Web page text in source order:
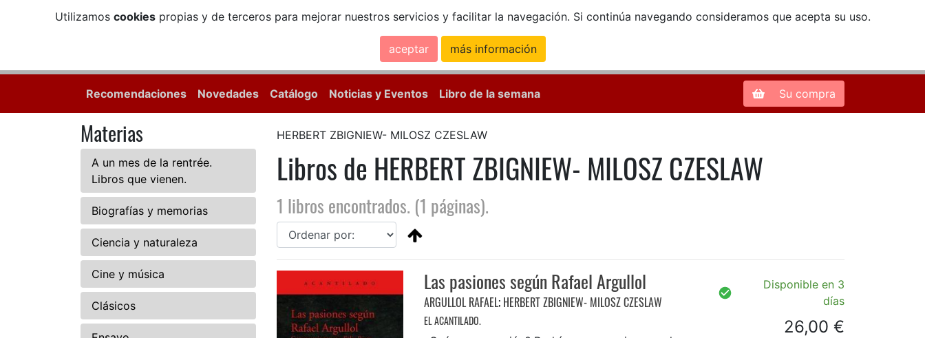
Utilizamos cookiespropias y de terceros para mejorar nuestros servicios y facilitar la navegación. Si continúa navegando consideramos que acepta su uso.
aceptar más información
Zona de Clientes
Recomendaciones Novedades Catálogo Noticias y Eventos Libro de la semana Su compra
Materias
A un mes de la rentrée.
Libros que vienen.
Biografías y memorias
Ciencia y naturaleza
Cine y música
Clásicos
HERBERT ZBIGNIEW- MILOSZ CZESLAW
Libros de HERBERT ZBIGNIEW- MILOSZ CZESLAW
1 libros encontrados. (1 páginas).
Las pasiones según Rafael Argullol
ARGULLOL RAFAEL; HERBERT ZBIGNIEW- MILOSZ CZESLAW
EL ACANTILADO.
Disponible en 3
días
26,00 €